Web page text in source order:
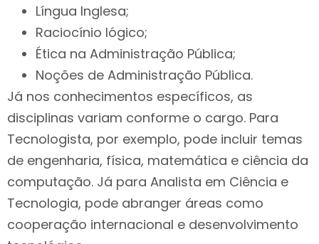
Língua Inglesa;
Raciocínio lógico;
Ética na Administração Pública;
Noções de Administração Pública.
Já nos conhecimentos específicos, as
disciplinas variam conforme o cargo. Para
Tecnologista, por exemplo, pode incluir temas
de engenharia, física, matemática e ciência da
computação. Já para Analista em Ciência e
Tecnologia, pode abranger áreas como
cooperação internacional e desenvolvimento